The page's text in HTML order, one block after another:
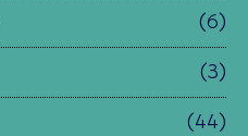
(6)
(3)
(44)